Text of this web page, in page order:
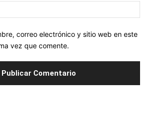
correo electrónico y sitio web en este
vez que comente.